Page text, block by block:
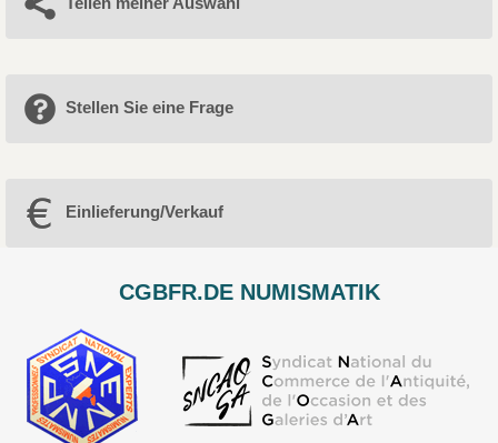
Stellen Sie eine Frage
Einlieferung/Verkauf
CGBFR.DE NUMISMATIK